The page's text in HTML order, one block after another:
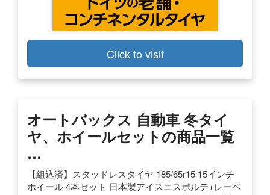
Click to visit
オートバックス 自動車 冬タイ
ヤ、ホイールセットの商品一覧
…
【組込済】スタッドレスタイヤ 185/65r15 15インチ
ホイール 4本セット 日本製アイスエスポルテ+レーベ